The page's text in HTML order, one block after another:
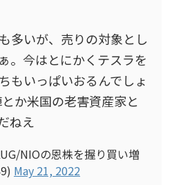
多いが、売りの対象とし
。今はとにかくテスラを
もいっぱいおるんでしょ
か米国の老害資産家と
ねえ
NIOの恩株を握り買い増
May 21, 2022